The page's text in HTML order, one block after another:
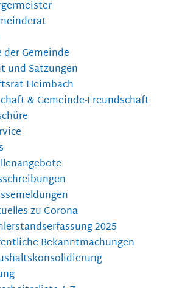
Gemeinde
und Satzungen
Heimbach
& Gemeinde-Freundschaft
zu Corona
2025
Bekanntmachungen